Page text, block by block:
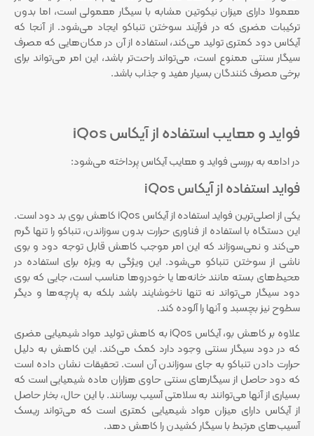
معمولا دارای میزان نیکوتین مشابه با سیگار معمولی است، اما بدون
ترکیبات مضری که در فرآیند سوختن تنباکو ایجاد می‌شود. از آنجا که
آیکاس دود کمتری تولید می‌کند، استفاده از آن در مکان‌هایی که مصرف
سیگار سنتی ممنوع است، می‌تواند راحت‌تر باشد، این امر می‌تواند برای
برخی مصرف کنندگان بسیار مفید و جذاب باشد.
فواید و معایب استفاده از آیکاس iQos
در ادامه به بررسی فواید و معایب آیکاس پرداخته می‌شود:
فواید استفاده از آیکاس iQos
یکی از اصلی‌ترین فواید استفاده از آیکاس iQos کاهش بوی بد دود است.
این دستگاه با استفاده از فناوری حرارت بدون سوزاندن، تنباکو را تنها گرم
می‌کند و نمی‌سوزاند که این امر موجب کاهش قابل توجه دود و بوی
ناشی از سوختن تنباکو می‌شود. این ویژگی به ویژه برای استفاده در
محیط‌های بسته مانند خانه‌ها یا خودروها مناسب است، جایی که بوی
دود سیگار می‌تواند نه تنها ناخوشایند باشد بلکه به پارچه‌ها و دیگر
سطوح نیز بچسبد و آنها را آلوده کند.
علاوه بر کاهش بو، آیکاس iQos به کاهش تولید مواد شیمیایی مضری
که در دود سیگار سنتی وجود دارد کمک می‌کند. این کاهش به دلیل
حرارت دادن تنباکو به جای سوزاندن آن است. تحقیقات نشان داده است
که دود حاصل از سیگارهای سنتی حاوی هزاران ماده شیمیایی است که
بسیاری از آنها می‌توانند به سلامتی آسیب برسانند. با این حال، بخار حاصل
از آیکاس دارای میزان مواد شیمیایی کمتری است که می‌تواند ریسک
آسیب‌های مرتبط با سیگار کشیدن را کاهش دهد.